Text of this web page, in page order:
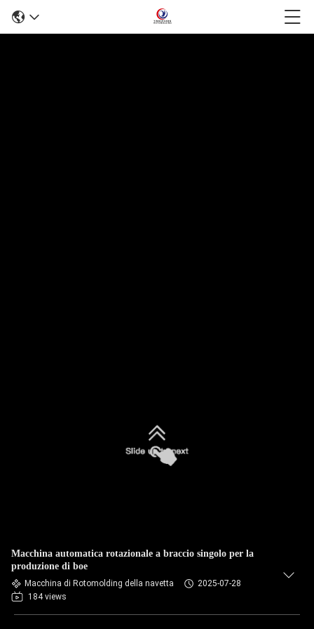
Macchina automatica rotazionale a braccio singolo per la
produzione di boe
Macchina di Rotomolding della navetta
2025-07-28
184 views